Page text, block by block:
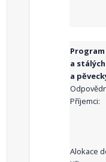
a
a
Příjemci:
Alokace